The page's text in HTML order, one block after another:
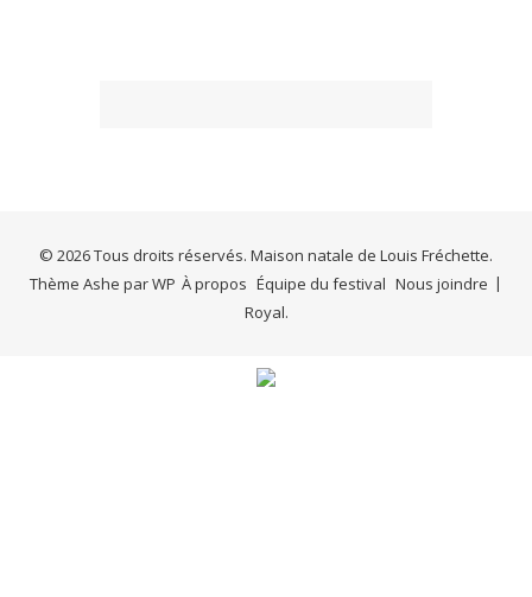
© 2026 Tous droits réservés. Maison natale de Louis Fréchette.
À propos Équipe du festival Nous joindre
Thème Ashe parWP
Royal.